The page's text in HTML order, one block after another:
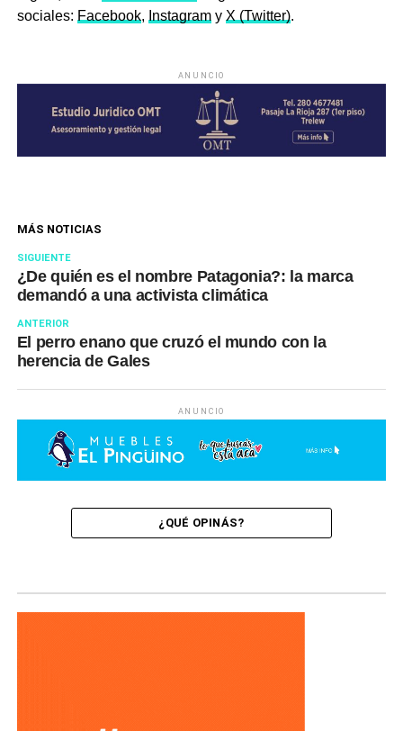
sociales: Facebook, Instagramy X (Twitter).
ANUNCIO
MÁS NOTICIAS
SIGUIENTE
¿De quién es el nombre Patagonia?: la marca
demandó a una activista climática
ANTERIOR
El perro enano que cruzó el mundo con la
herencia de Gales
ANUNCIO
¿QUÉ OPINÁS?